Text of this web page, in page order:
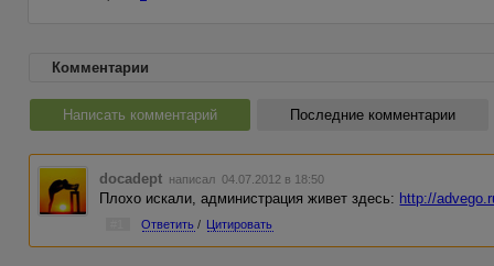
Комментарии
Написать комментарий Последние комментарии
docadept написал 04.07.2012 в 18:50
Плохо искали, администрация живет здесь: http://
Ответить / Цитировать